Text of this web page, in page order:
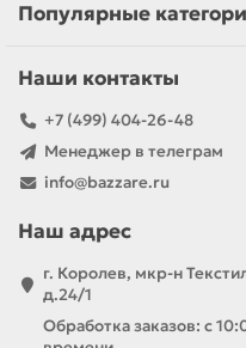
Популярные
Наши контакты
+7 (499) 404-26-48
Менеджер в телеграм
info@bazzare.ru
Наш адрес
г. Королев, мкр-н
д.24/1
Обработка заказов: с